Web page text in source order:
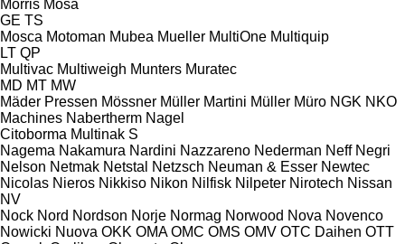
Morris Mosa
GE TS
Mosca Motoman Mubea Mueller MultiOne Multiquip
LT QP
Multivac Multiweigh Munters Muratec
MD MT MW
Mäder Pressen Mössner Müller Martini Müller Müro NGK NKO
Machines Nabertherm Nagel
Citoborma Multinak S
Nagema Nakamura Nardini Nazzareno Nederman Neff Negri
Nelson Netmak Netstal Netzsch Neuman & Esser Newtec
Nicolas Nieros Nikkiso Nikon Nilfisk Nilpeter Nirotech Nissan
NV
Nock Nord Nordson Norje Normag Norwood Nova Novenco
Nowicki Nuova OKK OMA OMC OMS OMV OTC Daihen OTT